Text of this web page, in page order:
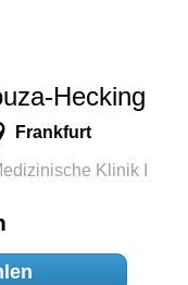
Hecking
Frankfurt
Klinik I